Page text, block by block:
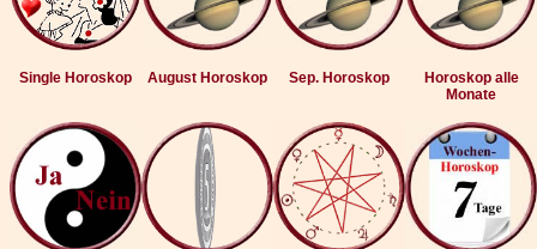
Single Horoskop August Horoskop Sep. Horoskop
Horoskop alle
Monate